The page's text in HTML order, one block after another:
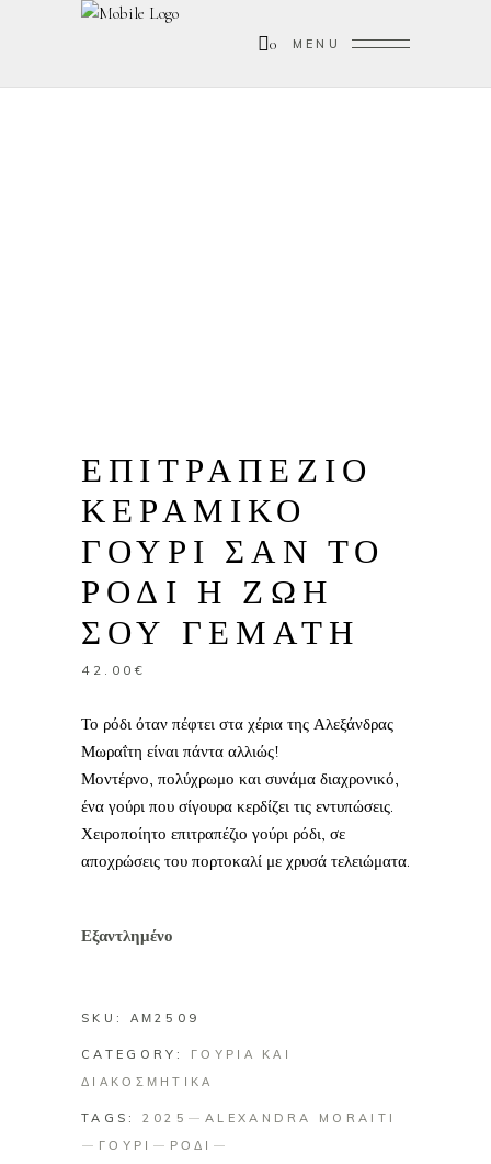
0 MENU
ΕΠΙΤΡΑΠΕΖΙΟ
ΚΕΡΑΜΙΚΟ
ΓΟΥΡΙ ΣΑΝ ΤΟ
ΡΟΔΙ Η ΖΩΗ
ΣΟΥ ΓΕΜΑΤΗ
42.00 €
Το ρόδι όταν πέφτει στα χέρια της Αλεξάνδρας
Μωραΐτη είναι πάντα αλλιώς!
Μοντέρνο, πολύχρωμο και συνάμα διαχρονικό,
ένα γούρι που σίγουρα κερδίζει τις εντυπώσεις.
Χειροποίητο επιτραπέζιο γούρι ρόδι, σε
αποχρώσεις του πορτοκαλί με χρυσά τελειώματα.
Εξαντλημένο
SKU: ΑΜ2509
CATEGORY: ΓΟΥΡΙΑ ΚΑΙ
ΔΙΑΚΟΣΜΗΤΙΚΑ
TAGS: 2025
ALEXANDRA MORAITI
ΓΟΥΡΙ
ΡΟΔΙ